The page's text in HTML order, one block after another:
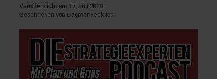
Veröffentlicht am 17. Juli 2020
Geschrieben von Dagmar Recklies